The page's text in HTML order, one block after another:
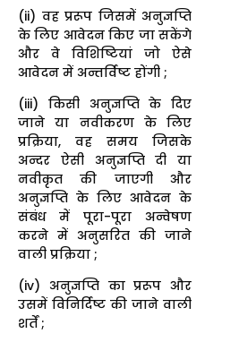
(ii) वह प्ररूप जिसमें अनुज्ञप्ति
के लिए आवेदन किए जा सकेंगे
और वे विशिष्टियां जो ऐसे
आवेदन में अन्तर्विष्ट होंगी ;
(iii) किसी अनुज्ञप्ति के दिए
जाने या नवीकरण के लिए
प्रक्रिया, वह समय जिसके
अन्दर ऐसी अनुज्ञप्ति दी या
नवीकृत की जाएगी और
अनुज्ञप्ति के लिए आवेदन के
संबंध में पूरा-पूरा अन्वेषण
करने में अनुसरित की जाने
वाली प्रक्रिया ;
(iv) अनुज्ञप्ति का प्ररूप और
उसमें विनिर्दिष्ट की जाने वाली
शर्तें ;